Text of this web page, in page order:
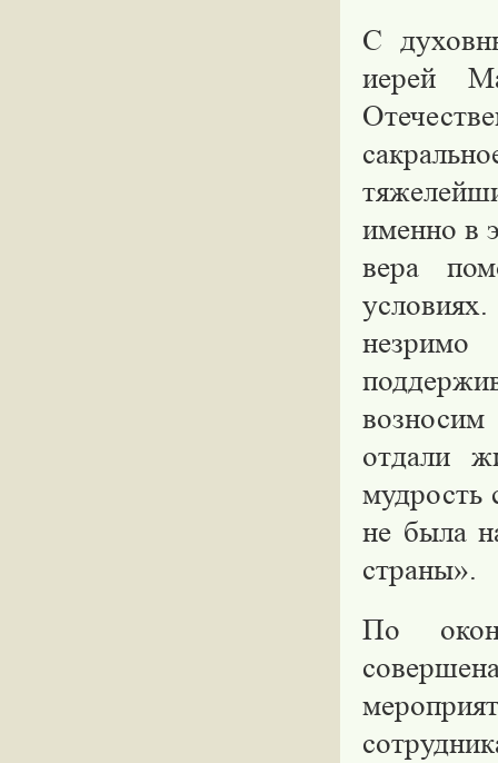
С
иерей
именно в
вера
отдали
мудрость
не была
страны».
По